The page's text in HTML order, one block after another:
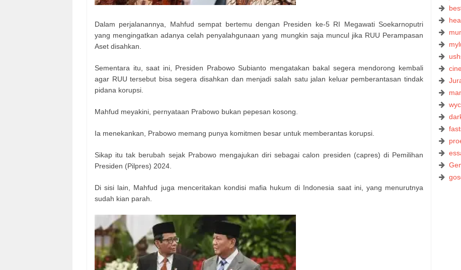
Dalam perjalanannya, Mahfud sempat bertemu dengan Presiden ke-5 RI Megawati Soekarnoputri
yang mengingatkan adanya celah penyalahgunaan yang mungkin saja muncul jika RUU Perampasan
Aset disahkan.
Sementara itu, saat ini, Presiden Prabowo Subianto mengatakan bakal segera mendorong kembali
agar RUU tersebut bisa segera disahkan dan menjadi salah satu jalan keluar pemberantasan tindak
pidana korupsi.
Mahfud meyakini, pernyataan Prabowo bukan pepesan kosong.
Ia menekankan, Prabowo memang punya komitmen besar untuk memberantas korupsi.
Sikap itu tak berubah sejak Prabowo mengajukan diri sebagai calon presiden (capres) di Pemilihan
Presiden (Pilpres) 2024.
Di sisi lain, Mahfud juga menceritakan kondisi mafia hukum di Indonesia saat ini, yang menurutnya
sudah kian parah.